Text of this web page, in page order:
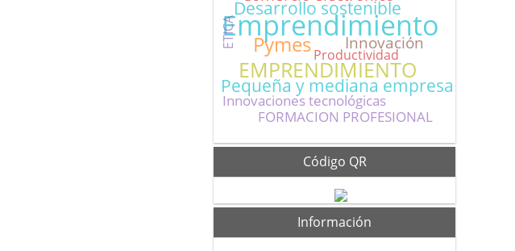
Emprendimiento
EMPRENDIMIENTO
Pymes
Pequeña y mediana empresa
Desarrollo sostenible
Innovación
Innovaciones tecnológicas
FORMACION PROFESIONAL
Productividad
ETICA
Código QR
Información